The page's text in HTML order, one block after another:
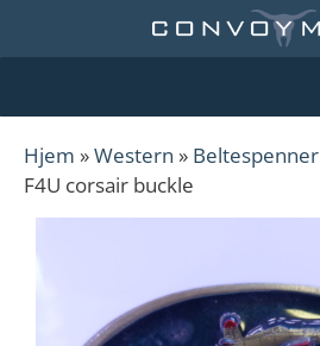
Hjem »Western » Beltespenner
F4U corsair buckle